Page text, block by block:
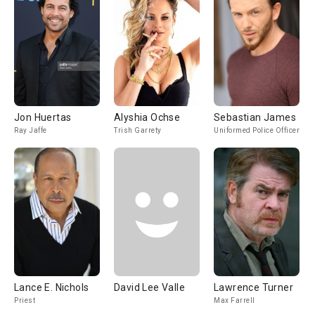
Jon Huertas
Ray Jaffe
Alyshia Ochse
Trish Garrety
Sebastian James
Uniformed Police Officer
Lance E. Nichols
Priest
David Lee Valle Lawrence Turner
Max Farrell